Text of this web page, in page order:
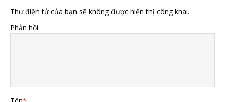
Thư điện tử của bạn sẽ không được hiện thị công khai.
Phản hồi